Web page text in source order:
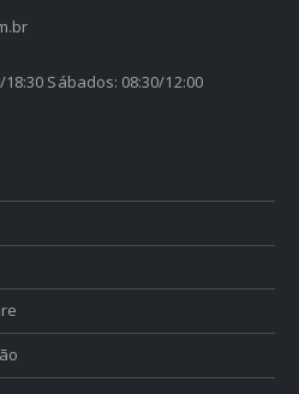
18:30 Sábados: 08:30/12:00